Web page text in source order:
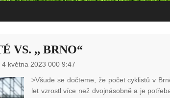
VS. ,, BRNO“
května 2023 000 9:47
>Všude se dočteme, že počet cyklistů v
let vzrostl více než dvojnásobně a je